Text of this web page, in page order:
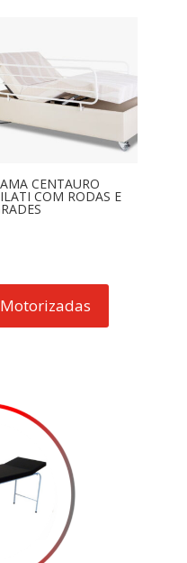
CENTAURO
COM RODAS E